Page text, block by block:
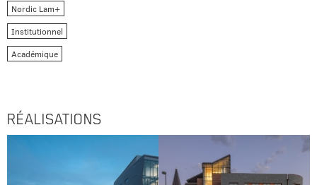
Nordic Lam+
Institutionnel
Académique
RÉALISATIONS